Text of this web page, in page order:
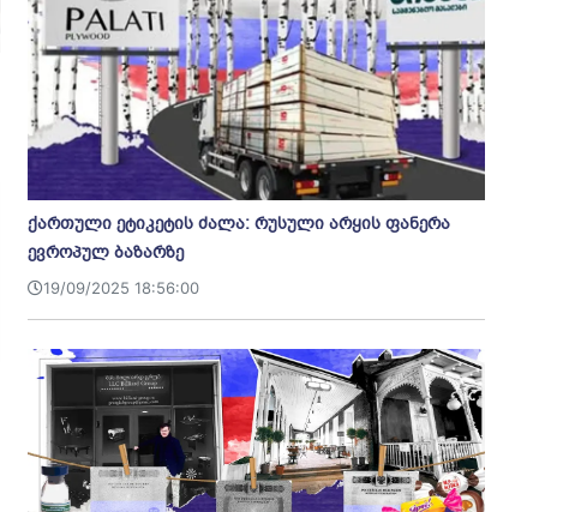
ქართული ეტიკეტის ძალა: რუსული არყის ფანერა
ევროპულ ბაზარზე
19/09/2025 18:56:00